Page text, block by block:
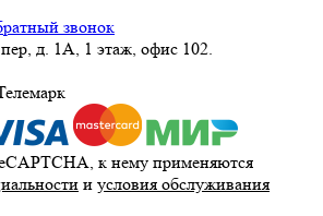
звонок
д. 1А, 1 этаж, офис 102.
к нему применяются
и условия обслуживания